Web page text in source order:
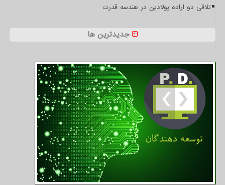
تلاقی دو اراده پولادین در هندسه قدرت
جدیدترین ها